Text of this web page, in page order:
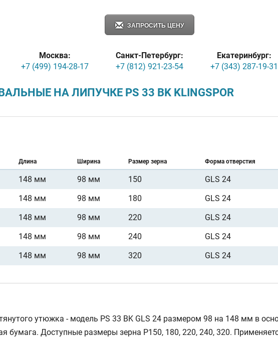
ЗАПРОСИТЬ ЦЕНУ
Москва:
+7 (499) 194-28-17
Санкт-Петербург:
+7 (812) 921-23-54
Екатеринбург:
+7 (343) 287-19-31
НА ЛИПУЧКЕ PS 33 BK KLINGSPOR
Длина Ширина Размер зерна Форма отверстия
148 мм 98 мм 150 GLS 24
148 мм 98 мм 180 GLS 24
148 мм 98 мм 220 GLS 24
148 мм 98 мм 240 GLS 24
148 мм 98 мм 320 GLS 24
утюжка - модель PS 33 BK GLS 24 размером 98 на 148 мм в
бумага. Доступные размеры зерна Р150, 180, 220, 240, 320.